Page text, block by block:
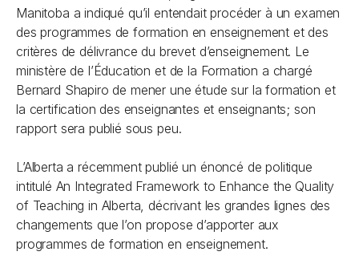
Manitoba a indiqué qu’il entendait procéder à un examen
des programmes de formation en enseignement et des
critères de délivrance du brevet d’enseignement. Le
ministère de l’Éducation et de la Formation a chargé
Bernard Shapiro de mener une étude sur la formation et
la certification des enseignantes et enseignants; son
rapport sera publié sous peu.
L’Alberta a récemment publié un énoncé de politique
intitulé An Integrated Framework to Enhance the Quality
of Teaching in Alberta, décrivant les grandes lignes des
changements que l’on propose d’apporter aux
programmes de formation en enseignement.